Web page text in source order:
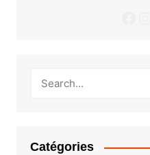
Catégories